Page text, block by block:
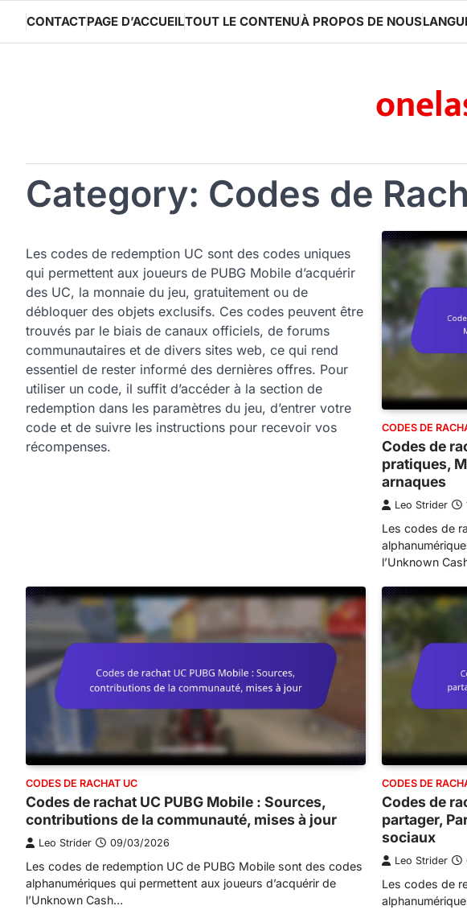
content
CONTACTPAGE D’ACCUEILTOUT LE CONTENUÀ PROPOS DE NOUS
Category: Codes de
Les codes de redemption UC sont des codes uniques
qui permettent aux joueurs de PUBG Mobile d’acquérir
des UC, la monnaie du jeu, gratuitement ou de
débloquer des objets exclusifs. Ces codes peuvent être
trouvés par le biais de canaux officiels, de forums
communautaires et de divers sites web, ce qui rend
essentiel de rester informé des dernières offres. Pour
utiliser un code, il suffit d’accéder à la section de
redemption dans les paramètres du jeu, d’entrer votre
code et de suivre les instructions pour recevoir vos
récompenses.
CODES DE
Codes de
pratiques,
arnaques
Leo Strider
Les codes de
l’Unknown
CODES DE RACHAT UC
Codes de rachat UC PUBG Mobile : Sources,
contributions de la communauté, mises à jour
Leo Strider 09/03/2026
Les codes de redemption UC de PUBG Mobile sont des codes
alphanumériques qui permettent aux joueurs d’acquérir de
l’Unknown Cash…
CODES DE
Codes de
partager,
sociaux
Leo Strider
Les codes de